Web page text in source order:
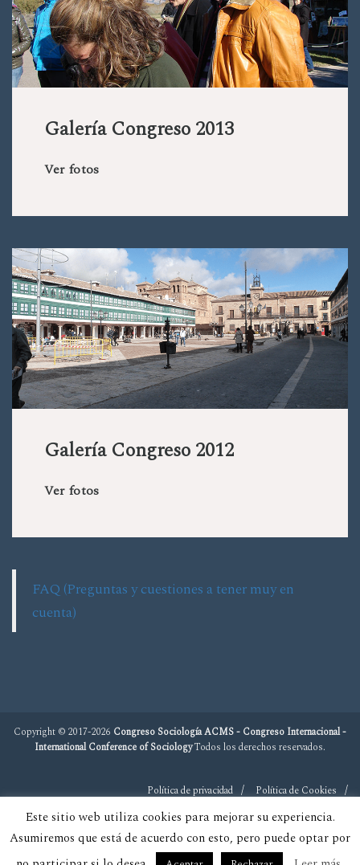
Galería Congreso 2013
Ver fotos
Galería Congreso 2012
Ver fotos
FAQ (Preguntas y cuestiones a tener muy en
cuenta)
Copyright © 2017-2026 Congreso Sociología ACMS - Congreso Internacional -
International Conference of SociologyTodos los derechos reservados.
Política de privacidad Política de Cookies
Este sitio web utiliza cookies para mejorar su experiencia.
Asumiremos que está de acuerdo con esto, pero puede optar por